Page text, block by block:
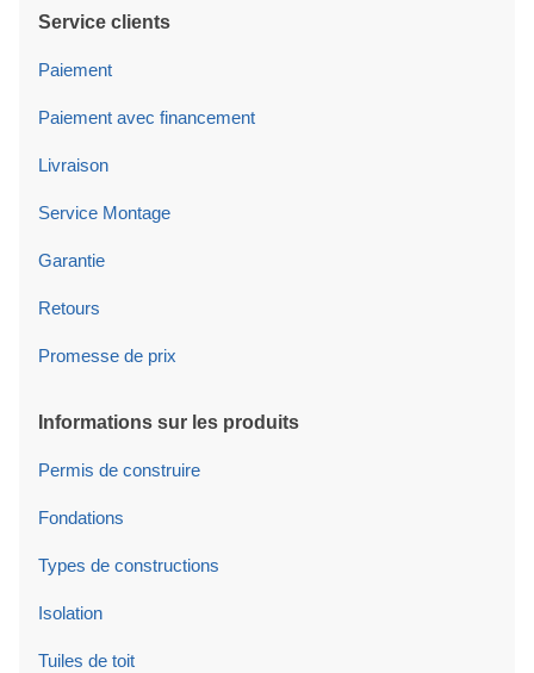
Service clients
Paiement
Paiement avec financement
Livraison
Service Montage
Garantie
Retours
Promesse de prix
Informations sur les produits
Permis de construire
Fondations
Types de constructions
Isolation
Tuiles de toit